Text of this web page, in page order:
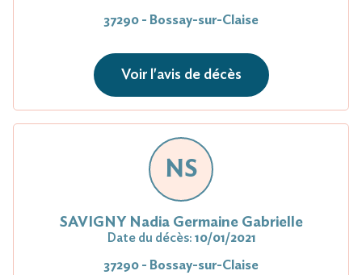
37290 - Bossay-sur-Claise
Voir l'avis de décès
NS
SAVIGNY Nadia Germaine Gabrielle
Date du décès: 10/01/2021
37290 - Bossay-sur-Claise